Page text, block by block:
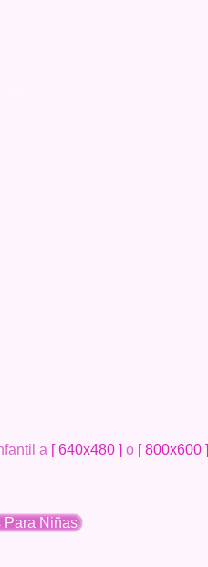
a [ 640x480 ] o [ 800x600 ]
Para Niñas